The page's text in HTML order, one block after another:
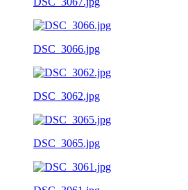
DSC_3066.jpg
DSC_3062.jpg
DSC_3065.jpg